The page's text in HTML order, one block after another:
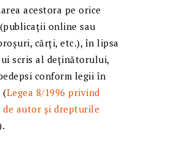
acestora pe orice
online sau
cărți, etc.), în lipsa
scris al deținătorului,
conform legii în
(Legea 8/1996 privind
autor și drepturile